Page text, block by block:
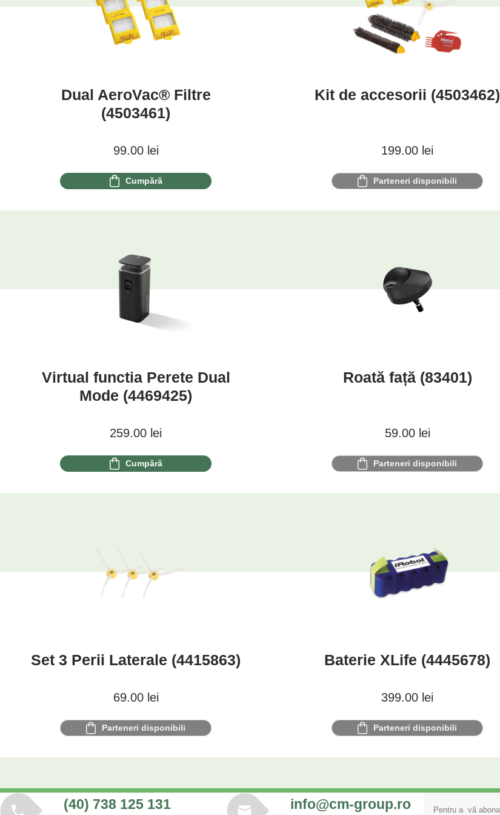
Dual AeroVac® Filtre
(4503461)
99.00 lei
Cumpără
Kit de accesorii (4503462)
199.00 lei
Parteneri disponibili
Virtual functia Perete Dual
Mode (4469425)
259.00 lei
Cumpără
Roată față (83401)
59.00 lei
Parteneri disponibili
Set 3 Perii Laterale (4415863)
69.00 lei
Parteneri disponibili
Baterie XLife (4445678)
399.00 lei
Parteneri disponibili
(40) 738 125 131 info@cm-group.ro